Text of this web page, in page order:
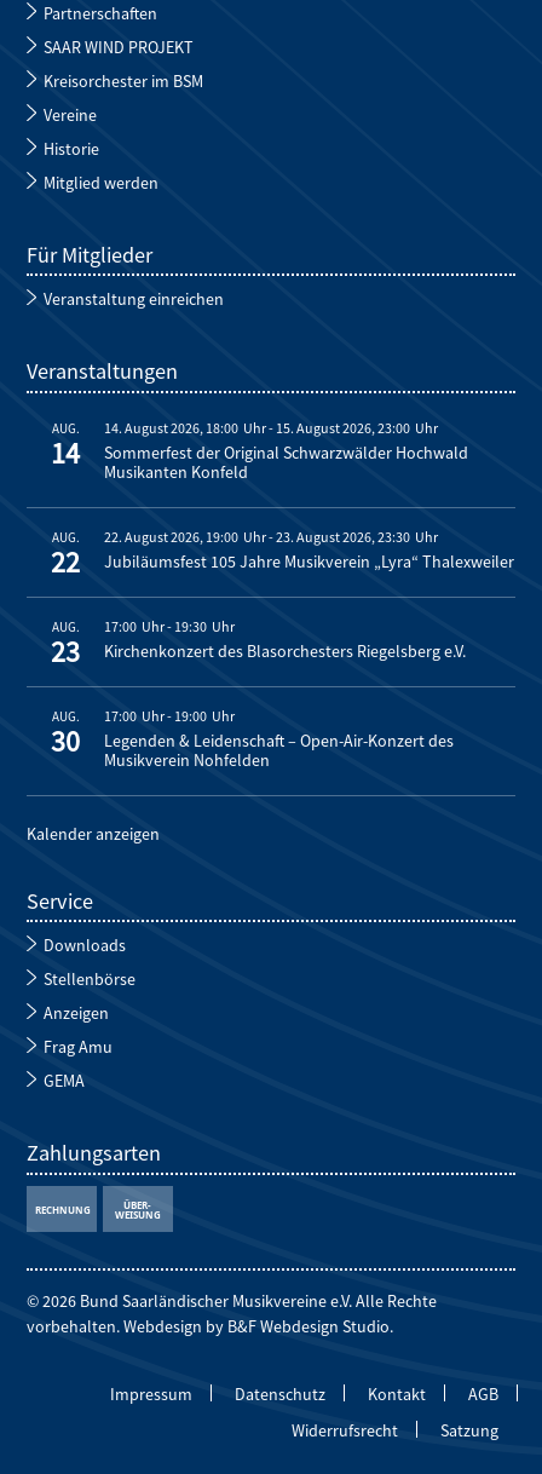
Partnerschaften
SAAR WIND PROJEKT
Kreisorchester im BSM
Vereine
Historie
Mitglied werden
Für Mitglieder
Veranstaltung einreichen
Veranstaltungen
AUG.
14
14. August 2026, 18:00 - 15. August 2026, 23:00
Sommerfest der Original Schwarzwälder Hochwald
Musikanten Konfeld
AUG.
22
22. August 2026, 19:00 -23. August 2026, 23:30
Jubiläumsfest 105 Jahre Musikverein „Lyra“ Thalexweiler
AUG.
23
17:00 - 19:30
Kirchenkonzert des Blasorchesters Riegelsberg e.V.
AUG.
30
17:00 - 19:00
Legenden & Leidenschaft – Open-Air-Konzert des
Musikverein Nohfelden
Kalender anzeigen
Service
Downloads
Stellenbörse
Anzeigen
Frag Amu
GEMA
Zahlungsarten
© 2026 Bund Saarländischer Musikvereine e.V. Alle Rechte
vorbehalten. Webdesign by B&F Webdesign Studio.
Impressum Datenschutz Kontakt
AGB
Widerrufsrecht
Satzung